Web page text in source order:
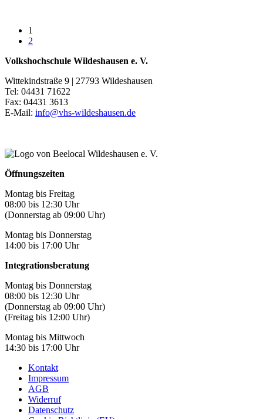
1
2
Volkshochschule Wildeshausen e. V.
Wittekindstraße 9 | 27793 Wildeshausen
Tel: 04431 71622
Fax: 04431 3613
E-Mail: info@vhs-wildeshausen.de
Öffnungszeiten
Montag bis Freitag
08:00 bis 12:30 Uhr
(Donnerstag ab 09:00 Uhr)
Montag bis Donnerstag
14:00 bis 17:00 Uhr
Integrationsberatung
Montag bis Donnerstag
08:00 bis 12:30 Uhr
(Donnerstag ab 09:00 Uhr)
(Freitag bis 12:00 Uhr)
Montag bis Mittwoch
14:30 bis 17:00 Uhr
Kontakt
Impressum
AGB
Widerruf
Datenschutz